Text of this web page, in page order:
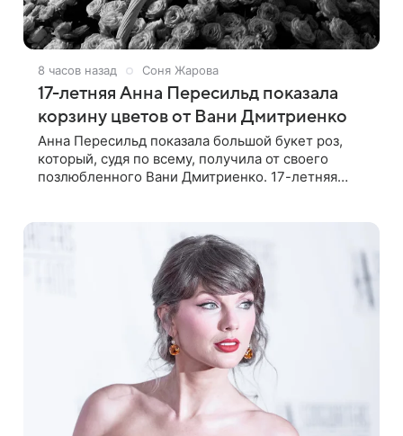
8 часов назад Соня Жарова
17-летняя Анна Пересильд показала
корзину цветов от Вани Дмитриенко
Анна Пересильд показала большой букет роз,
который, судя по всему, получилa от своего
позлюбленного Вани Дмитриенко. 17-летняя